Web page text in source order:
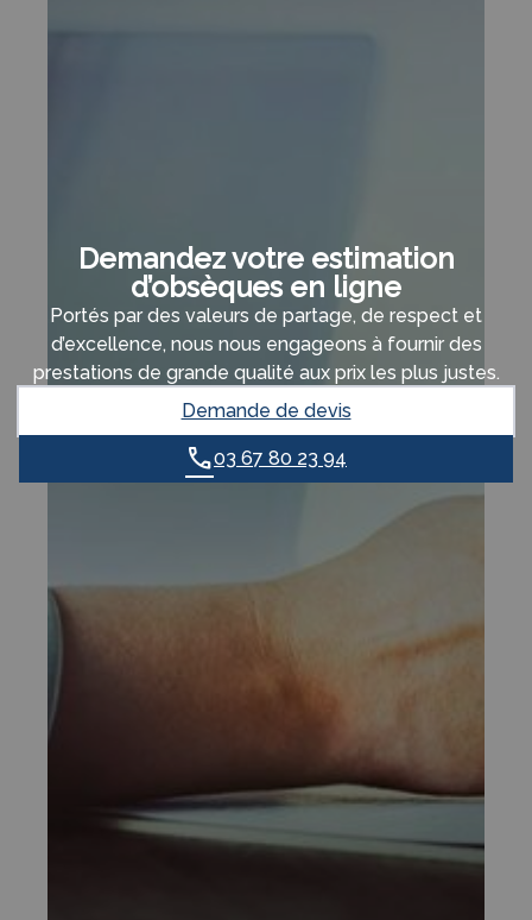
Demandez votre estimation
d’obsèques en ligne
Portés par des valeurs de partage, de respect et
d’excellence, nous nous engageons à fournir des
prestations de grande qualité aux prix les plus justes.
Demande de devis
03 67 80 23 94